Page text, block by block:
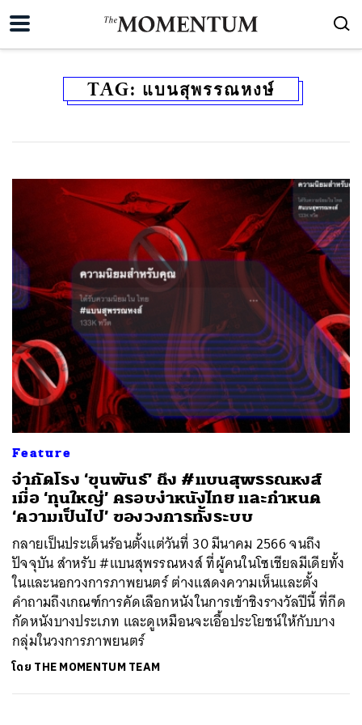
TAG: แบนสุพรรณหงษ์
Feature
จำกัดโรง ‘ขุนพันธ์’ ถึง #แบนสุพรรณหงส์
เมื่อ ‘ทุนใหญ่’ ครอบงำหนังไทย และกำหนด
‘ความเป็นไป’ ของวงการทั้งระบบ
กลายเป็นประเด็นร้อนตั้งแต่วันที่ 30 มีนาคม 2566 จนถึง
ปัจจุบัน สำหรับ #แบนสุพรรณหงส์ ที่ผู้คนในโซเชียลมีเดียทั้ง
ในและนอกวงการภาพยนตร์ ต่างแสดงความเห็นและตั้ง
คำถามถึงเกณฑ์การคัดเลือกหนังในการเข้าชิงรางวัลปีนี้ ที่กีด
กัดหนังบางประเภท และดูเหมือนจะเอื้อประโยชน์ให้กับบาง
กลุ่มในวงการภาพยนตร์
โดย THE MOMENTUM TEAM
ค้นหา